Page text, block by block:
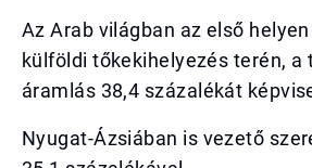
Az Arab világban az első
külföldi tőkekihelyezés terén, a
áramlás 38,4 százalékát
Nyugat-Ázsiában is vezető